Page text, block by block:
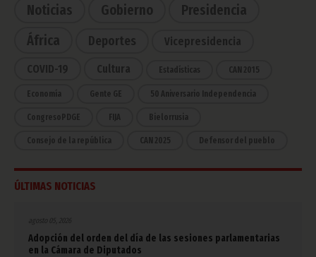
Noticias Gobierno
Presidencia
África
Deportes Vicepresidencia
COVID-19 Cultura Estadísticas CAN 2015
Economía Gente GE 50 Aniversario Independencia
CongresoPDGE FIJA Bielorrusia
Consejo de la república CAN 2025 Defensor del pueblo
ÚLTIMAS NOTICIAS
agosto 05, 2026
Adopción del orden del día de las sesiones parlamentarias
en la Cámara de Diputados